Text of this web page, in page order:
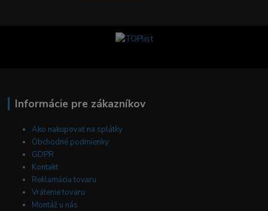
Informácie pre zákazníkov
Ako nakupovať na splátky
Obchodné podmienky
GDPR
Kontakt
Reklamácia tovaru
Vrátenie tovaru
Montáž u nás